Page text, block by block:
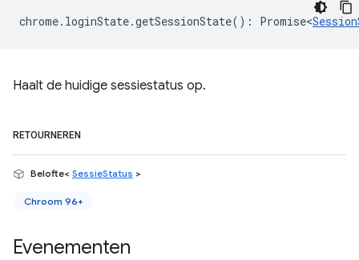
chrome. loginState.getSessionState() : Promise<
Haalt de huidige sessiestatus op.
RETOURNEREN
Belofte< SessieStatus >
Chroom 96+
Evenementen